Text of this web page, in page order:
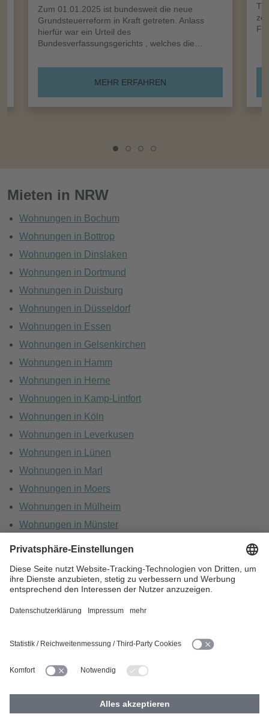
Zum 01.01.2025 ist bundesweit die neue
Grundsteuerreform in Kraft getreten. Anlass
hierfür war ein Urteil des
Bundesverfassungsgerichts , welches die…
MEHR ERFAHREN
Mieten in NRW
Wohnungen in Bochum
Wohnungen in Bottrop
Wohnungen in Dinslaken
Wohnungen in Dortmund
Wohnungen in Duisburg
Wohnungen in Düsseldorf
Wohnungen in Essen
Wohnungen in Gelsenkirchen
Wohnungen in Hamm
Wohnungen in Herne
Wohnungen in Kamp-Lintfort
Wohnungen in Köln
Wohnungen in Leverkusen
Wohnungen in Lünen
Wohnungen in Marl
Wohnungen in Moers
Wohnungen in Mülheim
Wohnungen in Münster
HOME KARRIERE
BARRIEREFREIHEIT IMPRESSUM
COOKIES